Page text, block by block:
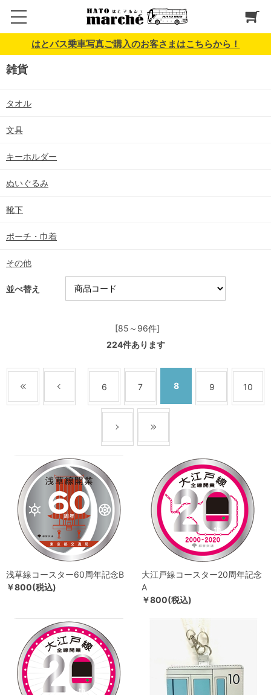
はとバス乗車写真ご購入のお客さまはこちらから！
雑貨
タオル
文具
キーホルダー
ぬいぐるみ
靴下
ポーチ・巾着
その他
並べ替え
[85～96件]
224件あります
6 7 8 9 10
浅草線コースター60周年記念B
￥800(税込)
大江戸線コースター20周年記念
A
￥800(税込)